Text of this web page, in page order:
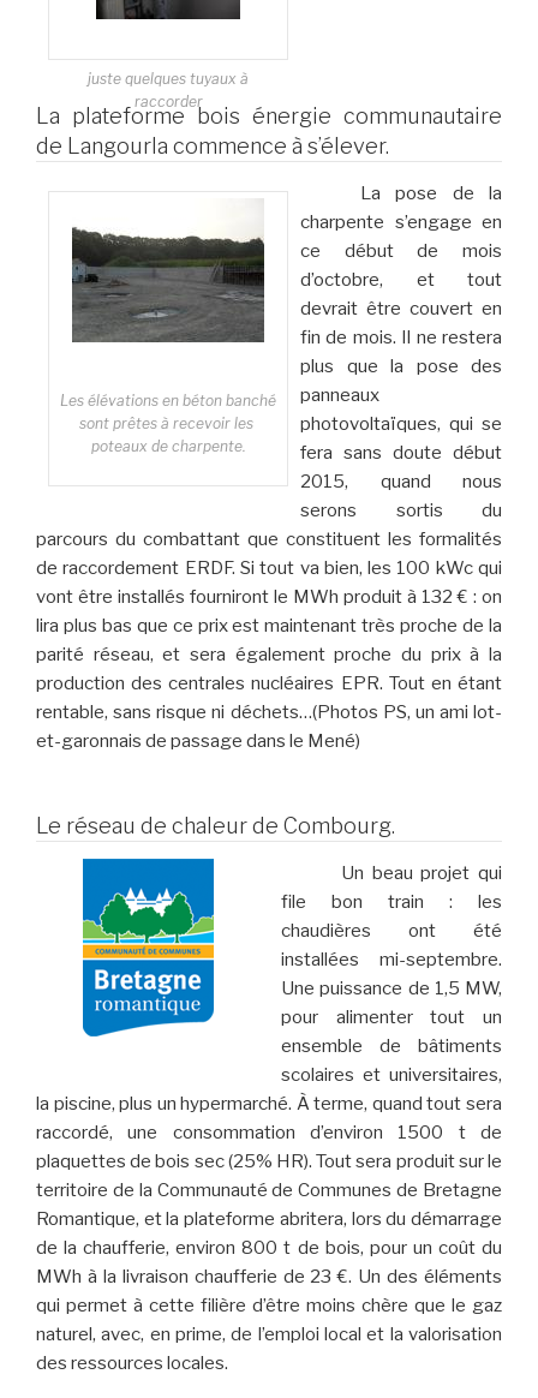
juste quelques tuyaux à
raccorder
La plateforme bois énergie communautaire
de Langourla commence à s’élever.
Les élévations en béton banché
sont prêtes à recevoir les
poteaux de charpente.
La pose de la
charpente s’engage en
ce début de mois
d’octobre, et tout
devrait être couvert en
fin de mois. Il ne restera
plus que la pose des
panneaux
photovoltaïques, qui se
fera sans doute début
2015, quand nous
serons sortis du
parcours du combattant que constituent les formalités
de raccordement ERDF. Si tout va bien, les 100 kWc qui
vont être installés fourniront le MWh produit à 132 € : on
lira plus bas que ce prix est maintenant très proche de la
parité réseau, et sera également proche du prix à la
production des centrales nucléaires EPR. Tout en étant
rentable, sans risque ni déchets…(Photos PS, un ami lot-
et-garonnais de passage dans le Mené)
Le réseau de chaleur de Combourg.
Un beau projet qui
file bon train : les
chaudières ont été
installées mi-septembre.
Une puissance de 1,5 MW,
pour alimenter tout un
ensemble de bâtiments
scolaires et universitaires,
la piscine, plus un hypermarché. À terme, quand tout sera
raccordé, une consommation d’environ 1500 t de
plaquettes de bois sec (25% HR). Tout sera produit sur le
territoire de la Communauté de Communes de Bretagne
Romantique, et la plateforme abritera, lors du démarrage
de la chaufferie, environ 800 t de bois, pour un coût du
MWh à la livraison chaufferie de 23 €. Un des éléments
qui permet à cette filière d’être moins chère que le gaz
naturel, avec, en prime, de l’emploi local et la valorisation
des ressources locales.